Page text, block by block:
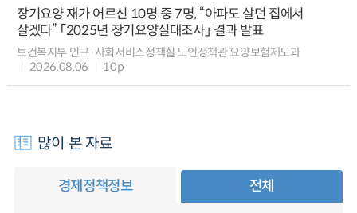
장기요양 재가 어르신 10명 중 7명, “아파도 살던 집에서
살겠다” 「2025년 장기요양실태조사」 결과 발표
보건복지부 인구·사회서비스정책실 노인정책관 요양보험제도과
2026.08.06
10p
많이 본 자료
경제정책정보 전체